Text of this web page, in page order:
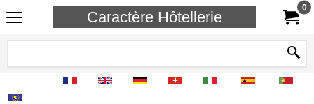
Caractère Hôtellerie
0